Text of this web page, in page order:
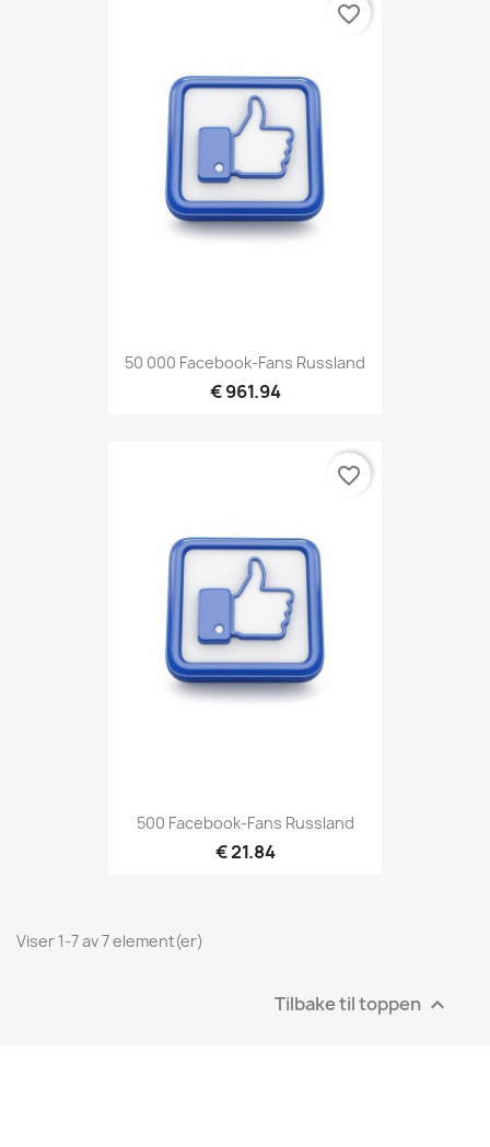
50 000 Facebook-Fans Russland
€ 961.94
favorite_border
500 Facebook-Fans Russland
€ 21.84
favorite_border
Viser 1-7 av 7 element(er)
Tilbake til toppen 